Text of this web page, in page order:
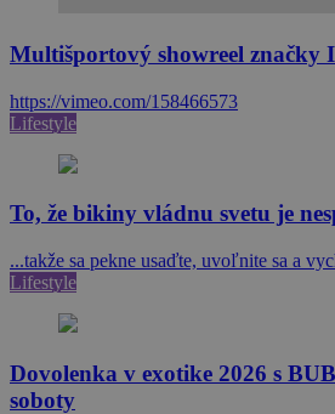
Multišportový showreel značky
https://vimeo.com/158466573
Lifestyle
To, že bikiny vládnu svetu je
...takže sa pekne usaďte, uvoľnite sa a
Lifestyle
Dovolenka v exotike 2026 s
soboty